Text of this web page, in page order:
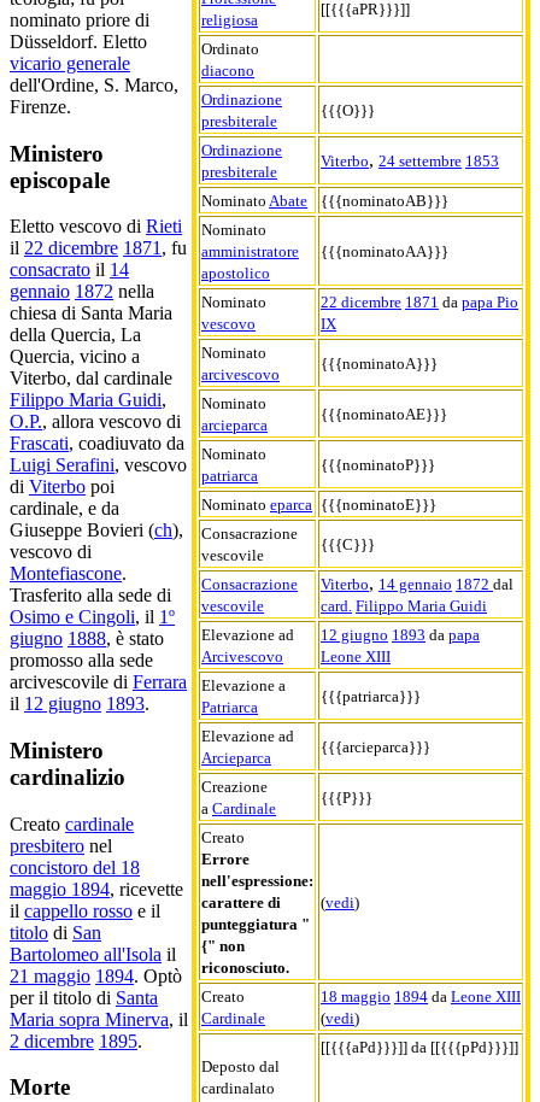
religiosa
[[{{{aPR}}}]]
Ordinato
diacono
Ordinazione
presbiterale
{{{O}}}
Ordinazione
presbiterale
Viterbo, 24 settembre 1853
Nominato Abate
{{{nominatoAB}}}
Nominato
amministratore
apostolico
{{{nominatoAA}}}
Nominato
vescovo
22 dicembre 1871 da papa Pio
IX
Nominato
arcivescovo
{{{nominatoA}}}
Nominato
arcieparca
{{{nominatoAE}}}
Nominato
patriarca
{{{nominatoP}}}
Nominato eparca {{{nominatoE}}}
Consacrazione
vescovile
{{{C}}}
Consacrazione
vescovile
Viterbo, 14 gennaio 1872 dal
card. Filippo Maria Guidi
Elevazione ad
Arcivescovo
12 giugno 1893 da papa
Leone XIII
Elevazione a
Patriarca
{{{patriarca}}}
Elevazione ad
Arcieparca
{{{arcieparca}}}
Creazione
a Cardinale
{{{P}}}
Creato
Errore
nell'espressione:
carattere di
punteggiatura "
{" non
riconosciuto.
(vedi)
Creato
Cardinale
18 maggio 1894 da Leone XIII
(vedi)
Deposto dal
cardinalato
[[{{{aPd}}}]] da [[{{{pPd}}}]]
nominato priore di
Düsseldorf. Eletto
vicario generale
dell'Ordine, S. Marco,
Firenze.
Ministero
episcopale
Eletto vescovo di Rieti
il 22 dicembre 1871 , fu
consacrato il 14
gennaio 1872 nella
chiesa di Santa Maria
della Quercia, La
Quercia, vicino a
Viterbo, dal cardinale
Filippo Maria Guidi,
O.P., allora vescovo di
Frascati, coadiuvato da
Luigi Serafini, vescovo
di Viterbo poi
cardinale, e da
Giuseppe Bovieri (ch),
vescovo di
Montefiascone.
Trasferito alla sede di
Osimo e Cingoli, il 1º
giugno 1888, è stato
promosso alla sede
arcivescovile di Ferrara
il 12 giugno 1893.
Ministero
cardinalizio
Creato cardinale
presbitero nel
concistoro del 18
maggio 1894, ricevette
il cappello rosso e il
titolo di San
Bartolomeo all'Isola il
21 maggio 1894. Optò
per il titolo di Santa
Maria sopra Minerva, il
2 dicembre 1895.
Morte